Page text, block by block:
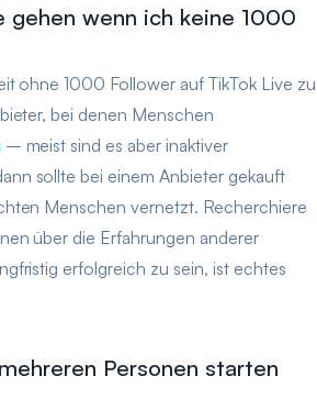
gehen wenn ich keine 1000
ohne 1000 Follower auf TikTok Live zu
bei denen Menschen
– meist sind es aber inaktiver
sollte bei einem Anbieter gekauft
Menschen vernetzt. Recherchiere
über die Erfahrungen anderer
erfolgreich zu sein, ist echtes
Personen starten